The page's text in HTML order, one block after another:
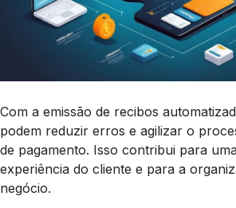
Com a emissão de recibos
podem reduzir erros e agilizar o
de pagamento. Isso contribui para
experiência do cliente e para a
negócio.